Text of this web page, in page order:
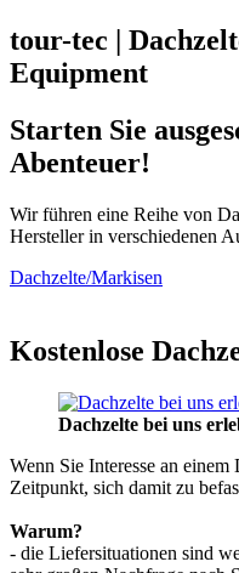
tour-tec |
Equipment
Starten Sie
Abenteuer!
Wir führen eine Reihe von
Hersteller in verschiedenen
Dachzelte/Markisen
Kostenlose
Dachzelte bei uns
Wenn Sie Interesse an
Zeitpunkt, sich damit zu
Warum?
- die Liefersituationen sind